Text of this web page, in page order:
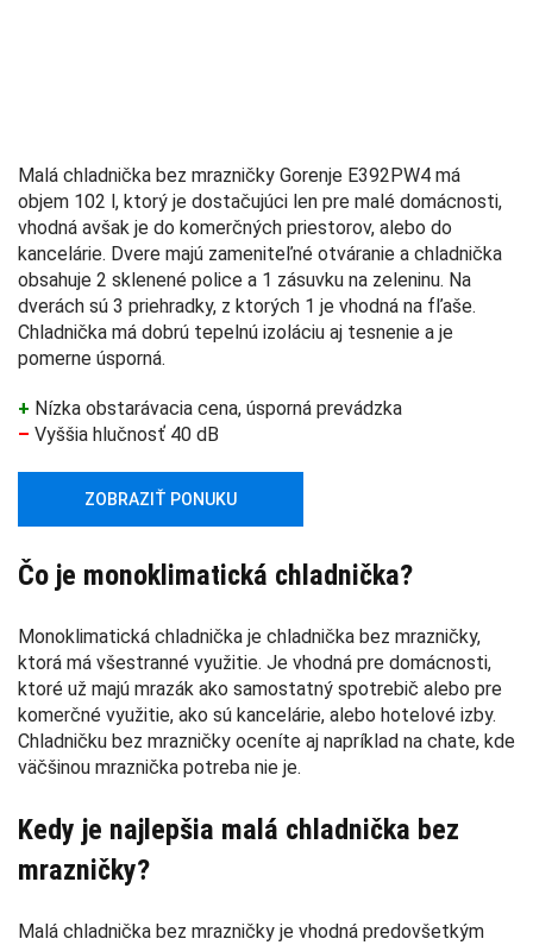
Malá chladnička bez mrazničky Gorenje E392PW4 má
objem 102 l, ktorý je dostačujúci len pre malé domácnosti,
vhodná avšak je do komerčných priestorov, alebo do
kancelárie. Dvere majú zameniteľné otváranie a chladnička
obsahuje 2 sklenené police a 1 zásuvku na zeleninu. Na
dverách sú 3 priehradky, z ktorých 1 je vhodná na fľaše.
Chladnička má dobrú tepelnú izoláciu aj tesnenie a je
pomerne úsporná.
+ Nízka obstarávacia cena, úsporná prevádzka
– Vyššia hlučnosť 40 dB
ZOBRAZIŤ PONUKU
Čo je monoklimatická chladnička?
Monoklimatická chladnička je chladnička bez mrazničky,
ktorá má všestranné využitie. Je vhodná pre domácnosti,
ktoré už majú mrazák ako samostatný spotrebič alebo pre
komerčné využitie, ako sú kancelárie, alebo hotelové izby.
Chladničku bez mrazničky oceníte aj napríklad na chate, kde
väčšinou mraznička potreba nie je.
Kedy je najlepšia malá chladnička bez
mrazničky?
Malá chladnička bez mrazničky je vhodná predovšetkým